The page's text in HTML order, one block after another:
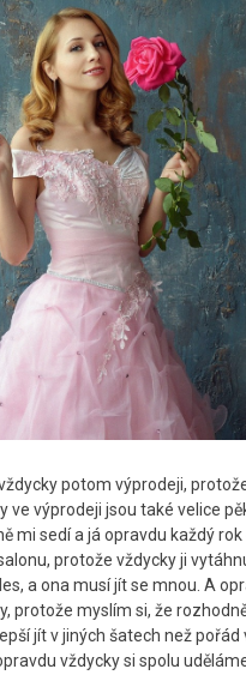
potom výprodeji,
ve výprodeji jsou také velice
mi sedí a já opravdu každý
protože vždycky ji
a ona musí jít se mnou. A
protože myslím si, že
jít v jiných šatech než pořád
vždycky si spolu